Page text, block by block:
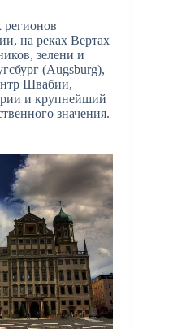
на реках Вертах
зелени и
(Augsburg),
Швабии,
и крупнейший
значения.